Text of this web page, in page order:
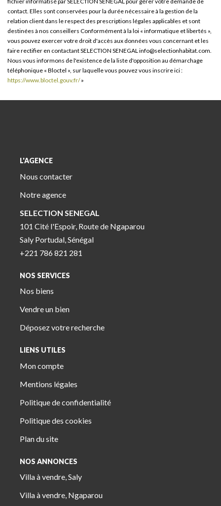
contact. Elles sont conservées pour la durée nécessaire à la gestion de la
relation client dans le respect des prescriptions légales applicables et sont
destinées à nos conseillers Conformément à la loi « informatique et libertés »,
vous pouvez exercer votre droit d'accès aux données vous concernant et les
faire rectifier en contactant SELECTION SENEGAL info@selectionhabitat.com.
Nous vous informons de l'existence de la liste d'opposition au démarchage
téléphonique « Bloctel », sur laquelle vous pouvez vous inscrire ici :
https://www.bloctel.gouv.fr/»
L'AGENCE
Nous contacter
Notre agence
SELECTION SENEGAL
101 Cité l'Espoir, Route de Ngaparou
Saly Portudal, Sénégal
+221 786 821 281
NOS SERVICES
Nos biens
Vendre un bien
Déposez votre recherche
LIENS UTILES
Mon compte
Mentions légales
Politique de confidentialité
Politique des cookies
Plan du site
NOS ANNONCES
Villa à vendre, Saly
Villa à vendre, Ngaparou